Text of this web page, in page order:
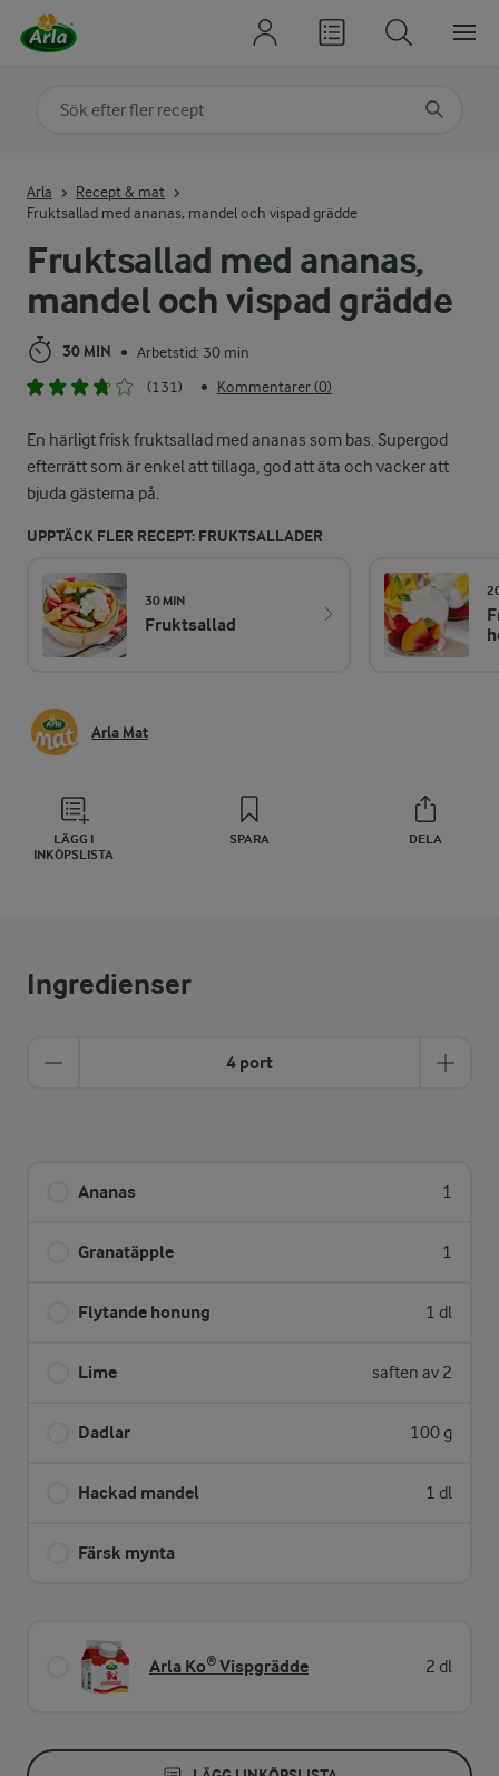
Fruktsallad med ananas,
mandel och vispad grädde
30 MIN • Arbetstid: 30 min
(131)
• Kommentarer (0)
En härligt frisk fruktsallad med ananas som bas. Supergod
efterrätt som är enkel att tillaga, god att äta och vacker att
bjuda gästerna på.
UPPTÄCK FLER RECEPT: FRUKTSALLADER
30 MIN
Fruktsallad
Arla Mat
LÄGG I
INKÖPSLISTA
SPARA DELA
Arla
Recept & mat
Fruktsallad med ananas, mandel och vispad grädde
Ingredienser
4 port
Ananas 1
Granatäpple 1
Flytande honung 1 dl
Lime saften av 2
Dadlar 100 g
Hackad mandel 1 dl
Färsk mynta
Arla Ko® Vispgrädde 2 dl
Sök på kategori eller ingrediens